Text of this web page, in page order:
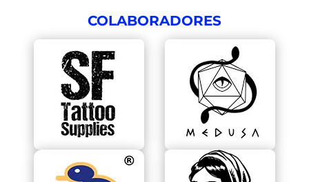
COLABORADORES